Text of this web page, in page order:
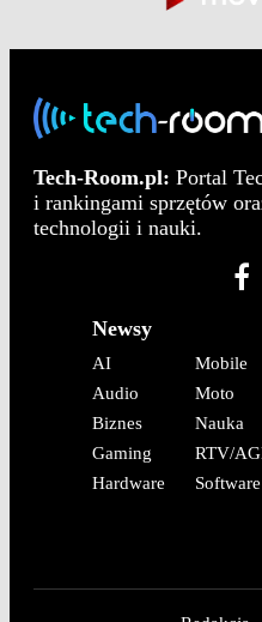
Tech-Room.pl: Portal
i rankingami sprzętów
technologii i nauki.
Newsy
AI
Audio
Biznes
Gaming
Hardware
Mobile
Moto
Nauka
RTV/
Software